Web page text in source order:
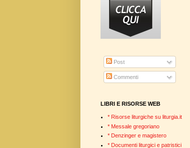
Post
Commenti
LIBRI E RISORSE WEB
* Risorse liturgiche su liturgia.it
* Messale gregoriano
* Denzinger e magistero
* Documenti liturgici e patristici